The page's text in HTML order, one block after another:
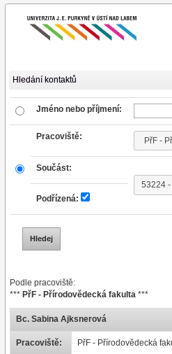
Hledání kontaktů
Jméno nebo příjmení:
Pracoviště:
Součást:
Podřízená:
Podle pracoviště:
*** PřF - Přírodovědecká fakulta***
Bc. Sabina Ajksnerová
Pracoviště: PřF - Přírodovědecká